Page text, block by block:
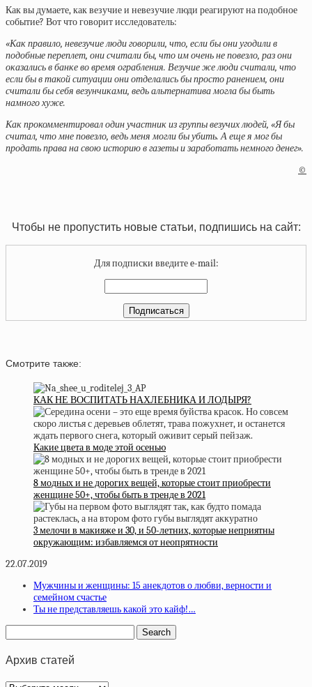
Как вы думаете, как везучие и невезучие люди реагируют на подобное
событие? Вот что говорит исследователь:
«Как правило, невезучие люди говорили, что, если бы они угодили в
подобные переплет, они считали бы, что им очень не повезло, раз они
оказались в банке во время ограбления. Везучие же люди считали, что
если бы в такой ситуации они отделались бы просто ранением, они
считали бы себя везунчиками, ведь альтернатива могла бы быть
намного хуже.
Как прокомментировал один участник из группы везучих людей, «Я бы
считал, что мне повезло, ведь меня могли бы убить. А еще я мог бы
продать права на свою историю в газеты и заработать немного денег».
©
Чтобы не пропустить новые статьи, подпишись на сайт:
Для подписки введите e-mail:
Смотрите также:
КАК НЕ ВОСПИТАТЬ НАХЛЕБНИКА И ЛОДЫРЯ?
Какие цвета в моде этой осенью
8 модных и не дорогих вещей, которые стоит приобрести
женщине 50+, чтобы быть в тренде в 2021
3 мелочи в макияже и 30, и 50-летних, которые неприятны
окружающим: избавляемся от неопрятности
22.07.2019
Мужчины и женщины: 15 анекдотов о любви, верности и
семейном счастье
Ты не представляешь какой это кайф!…
Архив статей